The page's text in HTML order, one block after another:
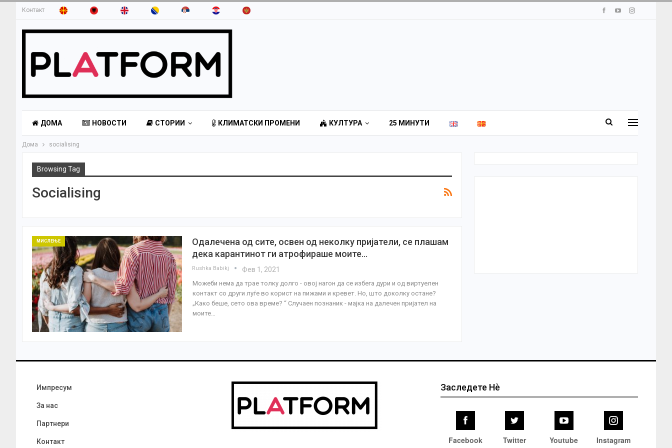
Контакт
ДОМА НОВОСТИ СТОРИИ КЛИМАТСКИ ПРОМЕНИ КУЛТУРА 25 МИНУТИ
Дома socialising
Browsing Tag
Socialising
МИСЛЕЊЕ
Одалечена од сите, освен од неколку пријатели, се плашам
дека карантинот ги атрофираше моите…
Rushka Babikj Фев 1, 2021
Можеби нема да трае толку долго - овој нагон да се избега дури и од виртуелен
контакт со други луѓе во корист на пижами и кревет. Но, што доколку остане?
„Како беше, сето ова време? “ Случаен познаник - мајка на далечен пријател на
моите…
Импресум
За нас
Партнери
Контакт
Заследете Нѐ
Facebook Twitter Youtube Instagram